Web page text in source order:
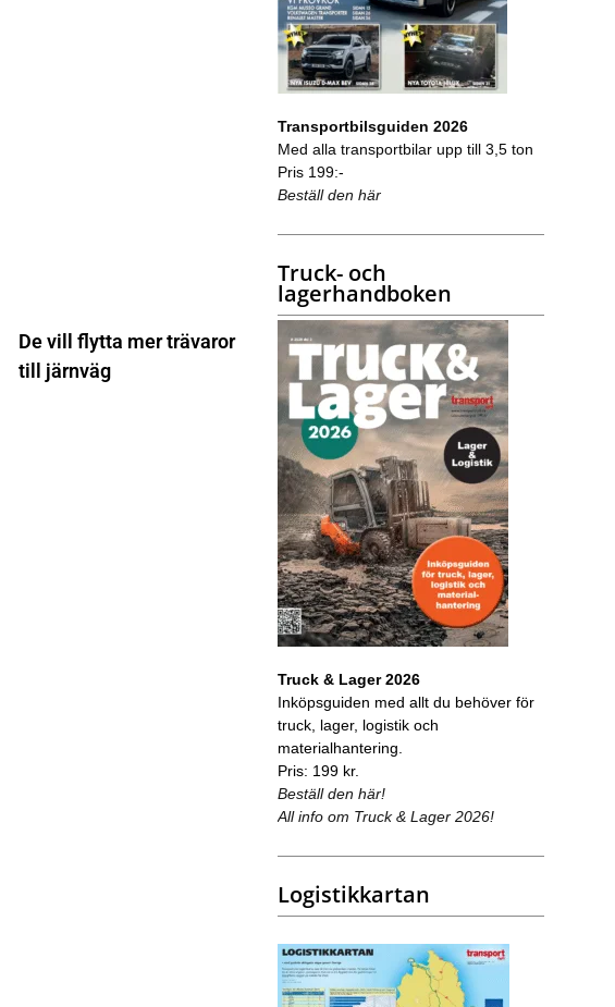
De vill flytta mer trävaror
till järnväg
Transportbilsguiden 2026
Med alla transportbilar upp till 3,5 ton
Pris 199:-
Beställ den här
Truck- och
lagerhandboken
Truck & Lager 2026
Inköpsguiden med allt du behöver för
truck, lager, logistik och
materialhantering.
Pris: 199 kr.
Beställ den här!
All info om Truck & Lager 2026!
Logistikkartan